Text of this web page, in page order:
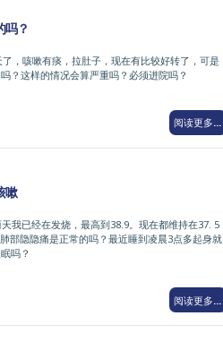
？
，咳嗽有痰，拉肚子，现在有比较好转了，可是
？这样的情况会算严重吗？必须进院吗？
阅读更多...
嗽
我已经在发烧，最高到38.9。现在都维持在37. 5
部隐隐痛是正常的吗？最近睡到凌晨3点多起身就
吗？
阅读更多...